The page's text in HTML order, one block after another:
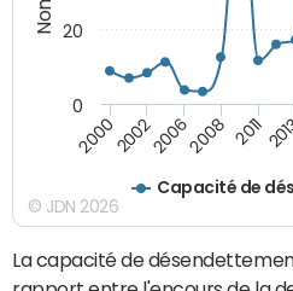
Capacité de
2000200220062008 2011
0
20
© JDN 2026
La capacité de